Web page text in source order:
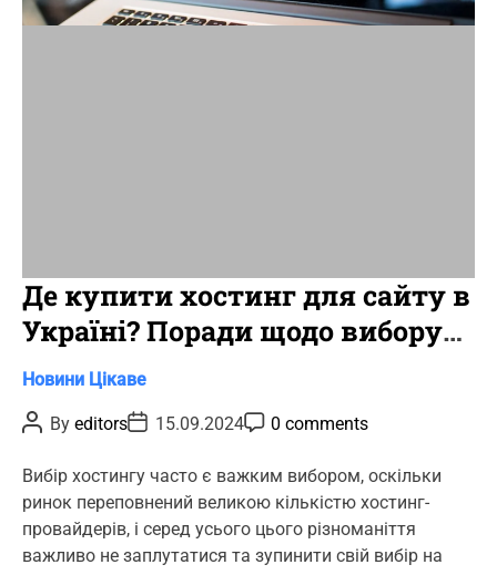
m
Де купити хостинг для сайту в
Україні? Поради щодо вибору
хостинг провайдера
C
t
g
o
r
i
Новини Цікаве
P
o
t
A
u
t
h
o
By editorsP
o
t
D
a
e
15.09.2024P
o
t
o
m
e
0 comments
Вибір хостингу часто є важким вибором, оскільки
ринок переповнений великою кількістю хостинг-
провайдерів, і серед усього цього різноманіття
важливо не заплутатися та зупинити свій вибір на